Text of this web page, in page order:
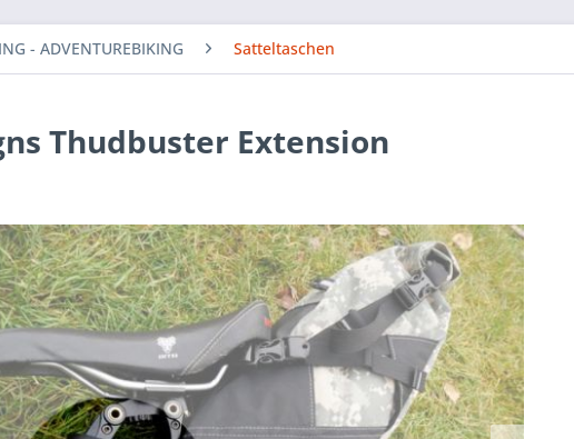
- ADVENTUREBIKING Satteltaschen
Thudbuster Extension